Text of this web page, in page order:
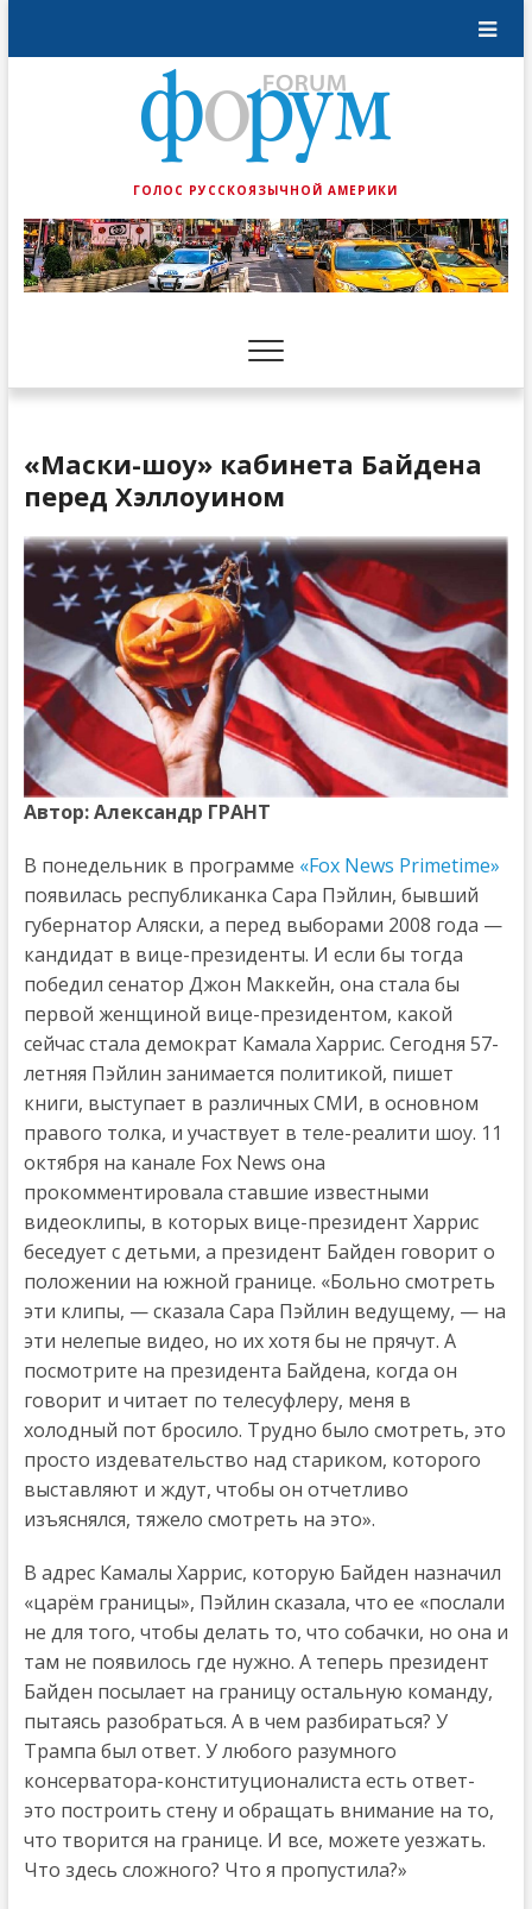
ГОЛОС РУССКОЯЗЫЧНОЙ АМЕРИКИ
«Маски-шоу» кабинета Байдена
перед Хэллоуином
Автор: Александр ГРАНТ
В понедельник в программе «Fox News Primetime»
появилась республиканка Сара Пэйлин, бывший
губернатор Аляски, а перед выборами 2008 года —
кандидат в вице-президенты. И если бы тогда
победил сенатор Джон Маккейн, она стала бы
первой женщиной вице-президентом, какой
сейчас стала демократ Камала Харрис. Сегодня 57-
летняя Пэйлин занимается политикой, пишет
книги, выступает в различных СМИ, в основном
правого толка, и участвует в теле-реалити шоу. 11
октября на канале Fox News она
прокомментировала ставшие известными
видеоклипы, в которых вице-президент Харрис
беседует с детьми, а президент Байден говорит о
положении на южной границе. «Больно смотреть
эти клипы, — сказала Сара Пэйлин ведущему, — на
эти нелепые видео, но их хотя бы не прячут. А
посмотрите на президента Байдена, когда он
говорит и читает по телесуфлеру, меня в
холодный пот бросило. Трудно было смотреть, это
просто издевательство над стариком, которого
выставляют и ждут, чтобы он отчетливо
изъяснялся, тяжело смотреть на это».
В адрес Камалы Харрис, которую Байден назначил
«царём границы», Пэйлин сказала, что ее «послали
не для того, чтобы делать то, что собачки, но она и
там не появилось где нужно. А теперь президент
Байден посылает на границу остальную команду,
пытаясь разобраться. А в чем разбираться? У
Трампа был ответ. У любого разумного
консерватора-конституционалиста есть ответ-
это построить стену и обращать внимание на то,
что творится на границе. И все, можете уезжать.
Что здесь сложного? Что я пропустила?»